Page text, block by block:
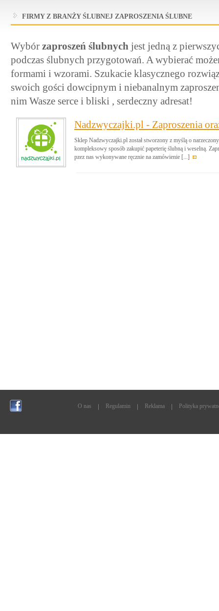
FIRMY Z BRANŻY ŚLUBNEJ ZAPROSZENIA ŚLUBNE
Wybór zaproszeń ślubnych jest jedną z
podczas ślubnych przygotowań. A wybierać
formami i wzorami. Szukacie klasycznego
swoich gości dowcipnym i niebanalnym
nim Wasze serce i bliski , serdeczny adresat!
Nadzwyczajki.pl - Zaproszenia
Sklep Nadzwyczajki.pl został stworzony z myślą o
kompleksowy sposób zakupić papeterię ślubną i weselną.
pzez nas wykonywane ręcznie na zamówienie [...]
O nas Regulamin Reklama Polityka